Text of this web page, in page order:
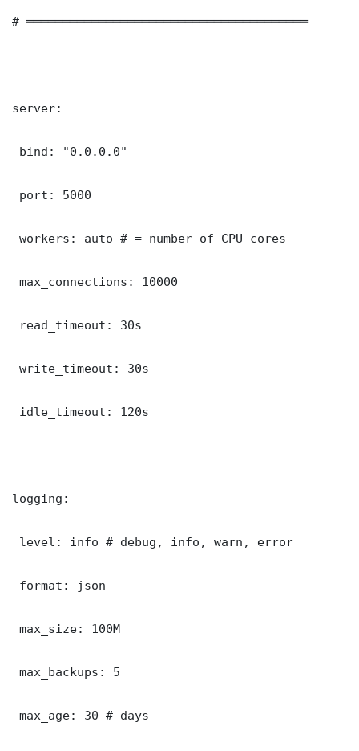
# ═══════════════════════════════════════
server:
bind: "0.0.0.0"
port: 5000
workers: auto # = number of CPU cores
max_connections: 10000
read_timeout: 30s
write_timeout: 30s
idle_timeout: 120s
logging:
level: info # debug, info, warn, error
format: json
max_size: 100M
max_backups: 5
max_age: 30 # days